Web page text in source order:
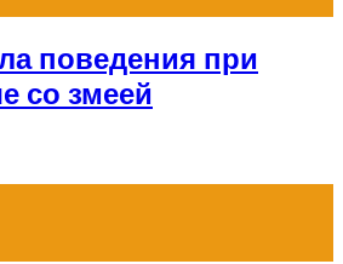
поведения при
со змеей